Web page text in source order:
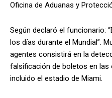
Oficina de Aduanas y
Según declaró el funcionario:
los días durante el Mundial”.
agentes consistirá en la
falsificación de boletos en las
incluido el estadio de Miami.